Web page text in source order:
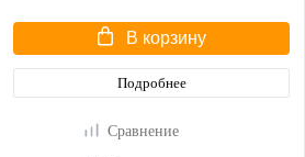
В корзину
Подробнее
Сравнение